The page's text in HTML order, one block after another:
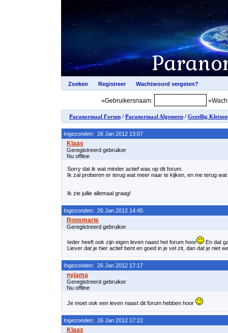
»Gebruikersnaam:
Paranormaal Forum / Paranormaal Algemeen / Gezellig Kletsen
Ingezonden: 26 Jan 2012 13:07
Geregistreerd gebruiker
Nu offline
Sorry dat ik wat minder actief was op dit forum.
Ik zal proberen er terug wat meer naar te kijken, en me terug
Ik zie jullie allemaal graag!
Ingezonden: 26 Jan 2012 14:45
Geregistreerd gebruiker
Ieder heeft ook zijn eigen leven naast het forum hoor
En dat
Liever dat je hier actief bent en goed in je vel zit, dan dat je niet
Ingezonden: 26 Jan 2012 17:17
Geregistreerd gebruiker
Nu offline
Je moet ook een leven naast dit forum hebben hoor
Ingezonden: 26 Jan 2012 17:22